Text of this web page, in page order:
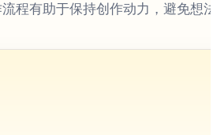
程有助于保持创作动力，避免想